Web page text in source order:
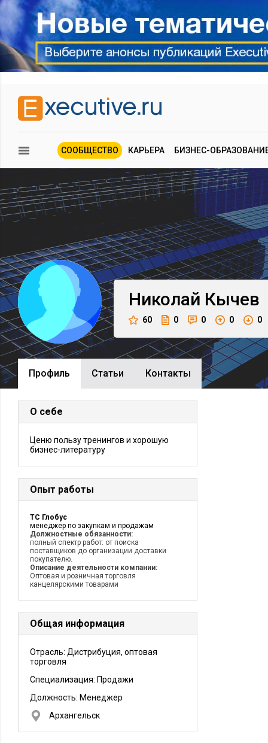
СООБЩЕСТВО КАРЬЕРА БИЗНЕС-
Николай Кычев
60 0 0 0 0
Профиль Cтатьи Контакты
О себе
Ценю пользу тренингов и хорошую
бизнес-литературу
Опыт работы
ТС Глобус
менеджер по закупкам и продажам
Должностные обязанности:
полный спектр работ: от поиска
поставщиков до организации доставки
покупателю.
Описание деятельности компании:
Оптовая и розничная торговля
канцелярскими товарами
Общая информация
Отрасль: Дистрибуция, оптовая
торговля
Специализация: Продажи
Должность: Менеджер
Архангельск